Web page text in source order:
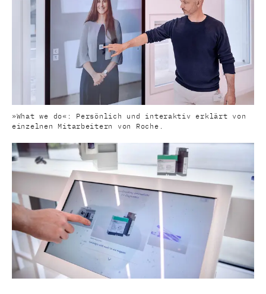
»What we do«: Persönlich und interaktiv erklärt von
einzelnen Mitarbeitern von Roche.